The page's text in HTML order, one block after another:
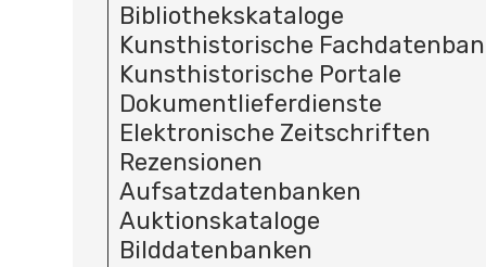
Bibliothekskataloge
Kunsthistorische
Kunsthistorische Portale
Dokumentlieferdienste
Elektronische Zeitschriften
Rezensionen
Aufsatzdatenbanken
Auktionskataloge
Bilddatenbanken